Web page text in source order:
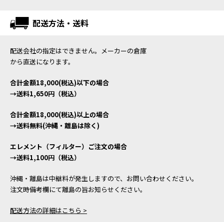
配送方法・送料
配送会社の指定はできません。メーカーの倉庫
から直送になります。
合計金額18,000(税込)以下の場合
→送料1,650円（税込）
合計金額18,000(税込)以上の場合
→送料無料(沖縄・離島は除く)
エレメント（フィルター）ご注文の場合
→送料1,100円（税込）
沖縄・離島は中継料が発生しますので、お問い合わせください。
注文時備考欄にて離島の旨お知らせください。
配送方法の詳細はこちら >